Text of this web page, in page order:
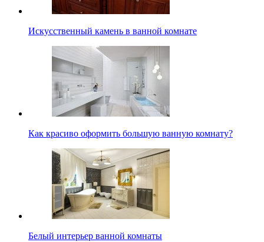
Искусственный камень в ванной комнате
Как красиво оформить большую ванную комнату?
Белый интерьер ванной комнаты